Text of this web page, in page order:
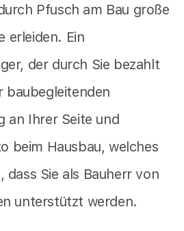
Pfusch am Bau große
erleiden. Ein
der durch Sie bezahlt
baubegleitenden
an Ihrer Seite und
beim Hausbau, welches
Sie als Bauherr von
unterstützt werden.